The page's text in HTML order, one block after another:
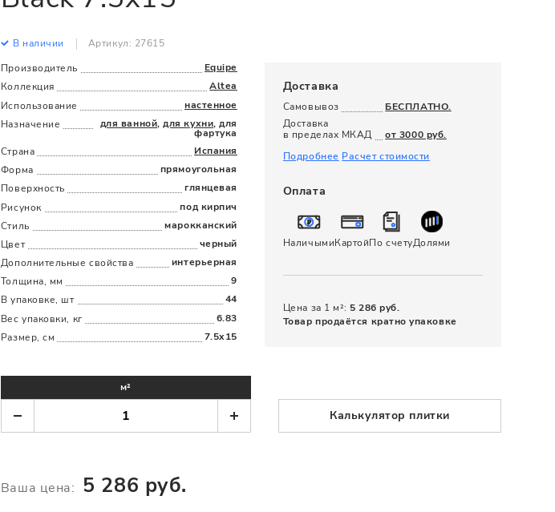
Все
В наличии
Артикул: 27615
Производитель
Equipe
Коллекция
Altea
Использование
настенное
Назначение
для ванной,для кухни, для
фартука
Страна
Испания
Форма
прямоугольная
Поверхность
глянцевая
Рисунок
под кирпич
Стиль
марокканский
Цвет
черный
Дополнительные cвойства
интерьерная
Толщина, мм
9
В упаковке, шт
44
Вес упаковки, кг
6.83
Размер, см
7.5x15
Доставка
Самовывоз
БЕСПЛАТНО.
Доставка
в пределах МКАД
от 3000 руб.
Подробнее Расчет стоимости
Оплата
НаличымиКартойПо счетуДолями
Цена за 1 м²: 5 286 руб.
Товар продаётся кратно упаковке
м²
Калькулятор плитки
Ваша цена: 5 286 руб.